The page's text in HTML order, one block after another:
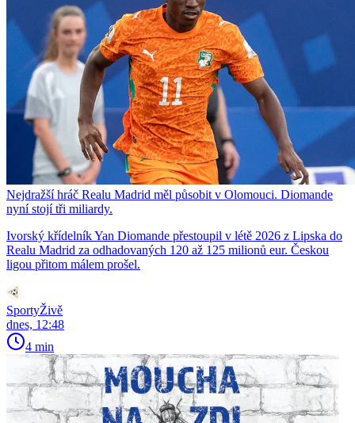
Nejdražší hráč Realu Madrid měl působit v Olomouci. Diomande
nyní stojí tři miliardy.
Ivorský křídelník Yan Diomande přestoupil v létě 2026 z Lipska do
Realu Madrid za odhadovaných 120 až 125 milionů eur. Českou
ligou přitom málem prošel.
SportyŽivě
dnes, 12:48
4 min